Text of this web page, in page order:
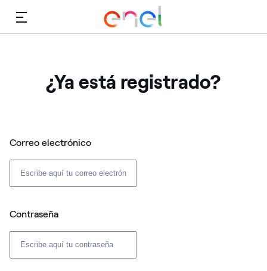
Menú
¿Ya está registrado?
Correo electrónico
Contraseña